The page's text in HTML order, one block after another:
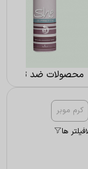
محصولات ضد تعریق
کرم موبر
فیلتر ها